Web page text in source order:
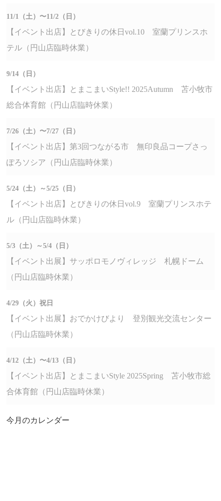
11/1（土）〜11/2（日）
【イベント出店】とびきりの休日vol.10 室蘭プリンスホ
テル（円山店臨時休業）
9/14（日）
【イベント出店】とまこまいStyle!! 2025Autumn 苫小牧市
総合体育館（円山店臨時休業）
7/26（土）〜7/27（日）
【イベント出店】第3回つながる市 無印良品コープさっ
ぽろソシア（円山店臨時休業）
5/24（土）～5/25（日）
【イベント出店】とびきりの休日vol.9 室蘭プリンスホテ
ル（円山店臨時休業）
5/3（土）～5/4（日）
【イベント出展】サッポロモノヴィレッジ 札幌ドーム
（円山店臨時休業）
4/29（火）祝日
【イベント出展】おでかけびより 登別観光交流センター
（円山店臨時休業）
4/12（土）〜4/13（日）
【イベント出店】とまこまいStyle 2025Spring 苫小牧市総
合体育館（円山店臨時休業）
今月のカレンダー